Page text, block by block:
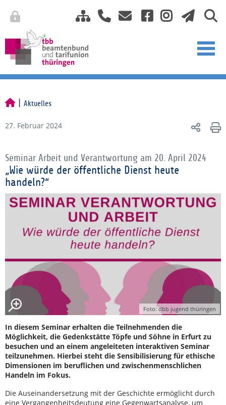
Aktuelles
27. Februar 2024
Seminar Arbeit und Verantwortung am 20. April 2024
„Wie würde der öffentliche Dienst heute
handeln?“
Foto: dbb jugend thüringen
In diesem Seminar erhalten die Teilnehmenden die
Möglichkeit, die Gedenkstätte Töpfe und Söhne in Erfurt zu
besuchen und an einem angeleiteten interaktiven Seminar
teilzunehmen. Hierbei steht die Sensibilisierung für ethische
Dimensionen im beruflichen und zwischenmenschlichen
Handeln im Fokus.
Die Auseinandersetzung mit der Geschichte ermöglicht durch
eine Vergangenheitsdeutung eine Gegenwartsanalyse, um